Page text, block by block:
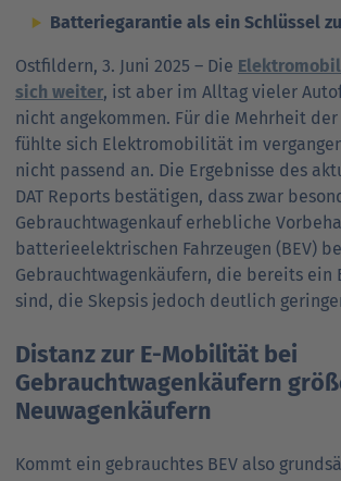
Batteriegarantie als ein Schlüssel
Ostfildern, 3. Juni 2025 – Die
sich weiter, ist aber im Alltag vieler
nicht angekommen. Für die Mehrheit
fühlte sich Elektro­mo­bili­tät im
nicht passend an. Die Ergebnisse des
DAT Reports bestätigen, dass zwar
Gebraucht­wagen­kauf erhebliche
batterie­elektrischen Fahr­zeugen (BEV)
Gebraucht­wagen­käufern, die bereits ein
sind, die Skepsis jedoch deutlich
Distanz zur E-Mobilität bei
Gebrauchtwagenkäufern
Neuwagenkäufern
Kommt ein gebrauchtes BEV also